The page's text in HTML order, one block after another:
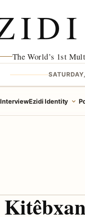
The World’s 1st
InterviewEzidi Identity